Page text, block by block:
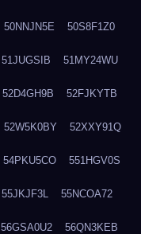
50NNJN5E 50S8F1Z0
51JUGSIB 51MY24WU
52D4GH9B 52FJKYTB
52W5K0BY 52XXY91Q
54PKU5CO 551HGV0S
55JKJF3L 55NCOA72
56GSA0U2 56QN3KEB